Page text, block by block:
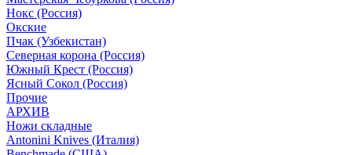
Нокс (Россия)
Окские
Пчак (Узбекистан)
Северная корона (Россия)
Южный Крест (Россия)
Ясный Сокол (Россия)
Прочие
АРХИВ
Ножи складные
Antonini Knives (Италия)